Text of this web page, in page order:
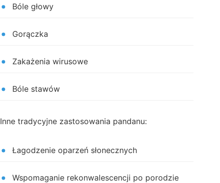
Bóle głowy
Gorączka
Zakażenia wirusowe
Bóle stawów
Inne tradycyjne zastosowania pandanu:
Łagodzenie oparzeń słonecznych
Wspomaganie rekonwalescencji po porodzie